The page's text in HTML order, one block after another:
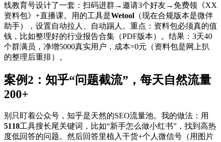
线教育号设计了一套：扫码进群→邀请3个好友→免费领《XX
资料包》+直播课。用的工具是Wetool （现在合规版本是微伴
助手），设置自动拉人、自动踢人。重点：资料包必须真的值
钱，比如整理好的行业报告合集（PDF版本）。结果：3天40
个群满员，净增5000真实用户，成本=0元（资料包是网上扒
的整理后重排）。
案例2：知乎“问题截流”，每天自然流量
200+
别只盯着公众号，知乎是天然的SEO流量池。我的做法：用
5118工具搜长尾关键词，比如“新手怎么做小红书”，找到高热
度低回答的问题。然后回答里植入干货+个人微信号（用图片